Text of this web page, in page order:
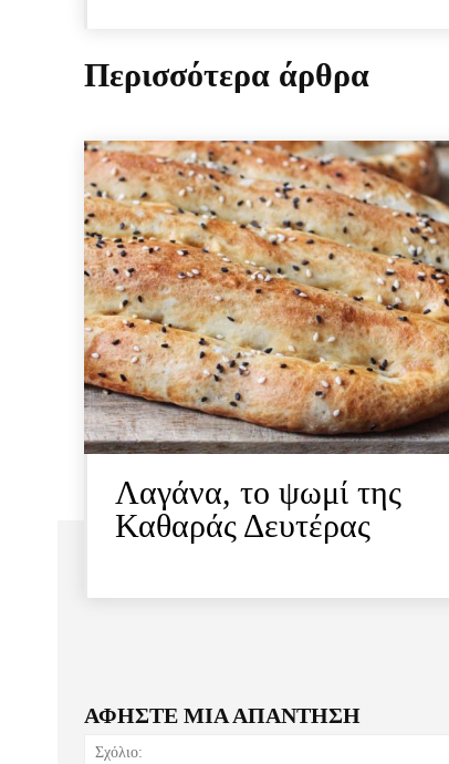
Περισσότερα άρθρα
Λαγάνα, το ψωμί της
Καθαράς Δευτέρας
ΑΦΗΣΤΕ ΜΙΑ ΑΠΑΝΤΗΣΗ